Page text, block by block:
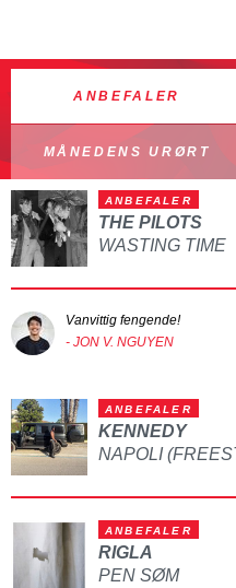
ANBEFALER
MÅNEDENS URØRT
ANBEFALER
THE PILOTS
WASTING TIME
Vanvittig fengende!
- JON V. NGUYEN
ANBEFALER
KENNEDY
ANBEFALER
RIGLA
PEN SØM